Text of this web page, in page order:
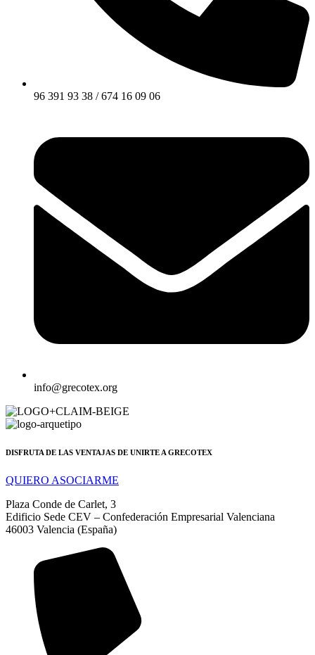
96 391 93 38 / 674 16 09 06
info@grecotex.org
DISFRUTA DE LAS VENTAJAS DE UNIRTE A GRECOTEX
QUIERO ASOCIARME
Plaza Conde de Carlet, 3
Edificio Sede CEV – Confederación Empresarial Valenciana
46003 Valencia (España)